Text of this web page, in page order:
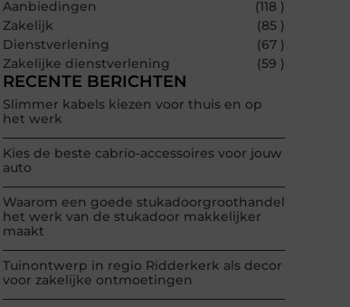
Aanbiedingen
(118 )
Zakelijk
(85 )
Dienstverlening
(67 )
Zakelijke dienstverlening
(59 )
RECENTE BERICHTEN
Slimmer kabels kiezen voor thuis en op
het werk
Kies de beste cabrio-accessoires voor jouw
auto
Waarom een goede stukadoorgroothandel
het werk van de stukadoor makkelijker
maakt
Tuinontwerp in regio Ridderkerk als decor
voor zakelijke ontmoetingen